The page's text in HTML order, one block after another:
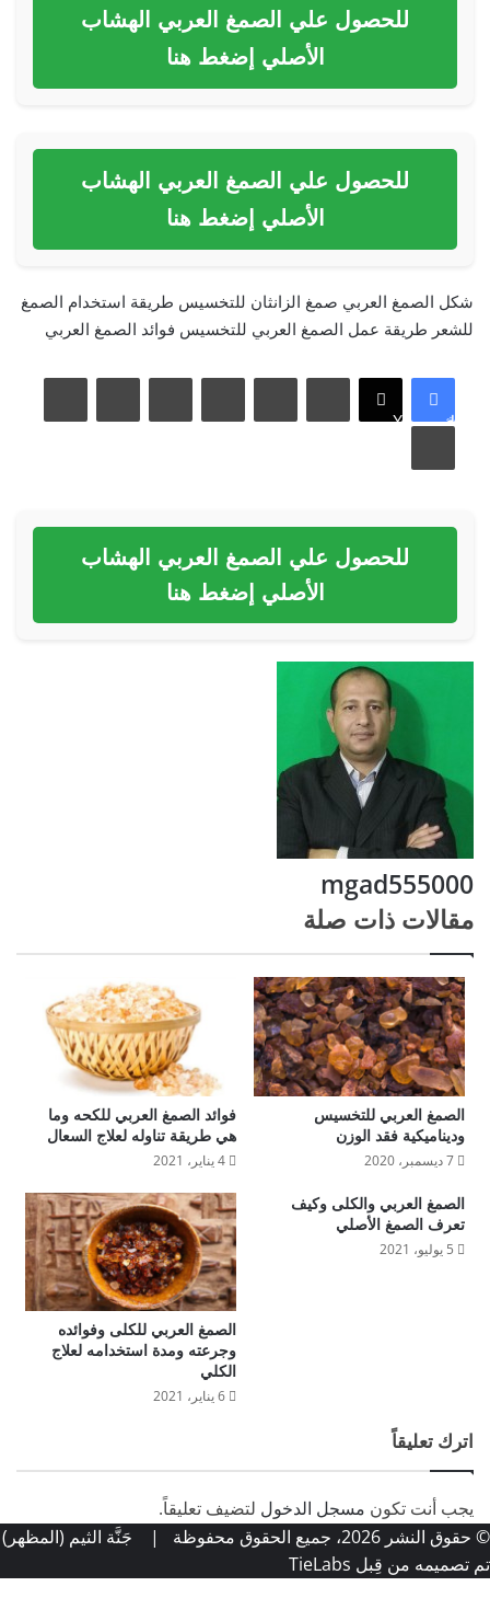
للحصول علي الصمغ العربي الهشاب
الأصلي إضغط هنا
للحصول علي الصمغ العربي الهشاب
الأصلي إضغط هنا
شكل الصمغ العربي صمغ الزانثان للتخسيس طريقة استخدام الصمغ
للشعر طريقة عمل الصمغ العربي للتخسيس فوائد الصمغ العربي
فيسبوك
X
لينكدإن بينتيريست
مشاركة عبر البريد
طباعة
للحصول علي الصمغ العربي الهشاب
الأصلي إضغط هنا
mgad555000
مقالات ذات صلة
الصمغ العربي للتخسيس
وديناميكية فقد الوزن
7 ديسمبر، 2020
فوائد الصمغ العربي للكحه وما
هي طريقة تناوله لعلاج السعال
4 يناير، 2021
الصمغ العربي والكلى وكيف
تعرف الصمغ الأصلي
5 يوليو، 2021
الصمغ العربي للكلى وفوائده
وجرعته ومدة استخدامه لعلاج
الكلي
6 يناير، 2021
اترك تعليقاً
يجب أنت تكون مسجل الدخول لتضيف تعليقاً.
© حقوق النشر 2026، جميع الحقوق محفوظة |
جَنَّة الثيم (المظهر)
تم تصميمه من قِبل TieLabs